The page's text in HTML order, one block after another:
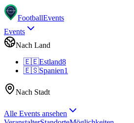
FootballEvents
Events
Nach Land
🇪🇪Estland8
🇪🇸Spanien1
Nach Stadt
Alle Events ansehen